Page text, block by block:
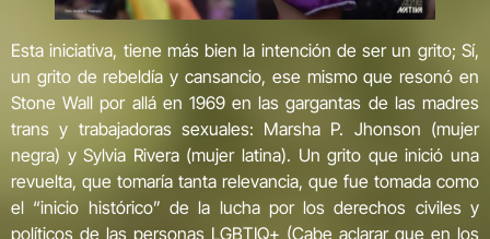
Esta iniciativa, tiene más bien la intención de ser un grito; Sí,
un grito de rebeldía y cansancio, ese mismo que resonó en
Stone Wall por allá en 1969 en las gargantas de las madres
trans y trabajadoras sexuales: Marsha P. Jhonson (mujer
negra) y Sylvia Rivera (mujer latina). Un grito que inició una
revuelta, que tomaría tanta relevancia, que fue tomada como
el “inicio histórico” de la lucha por los derechos civiles y
políticos de las personas LGBTIQ+ (Cabe aclarar que en los